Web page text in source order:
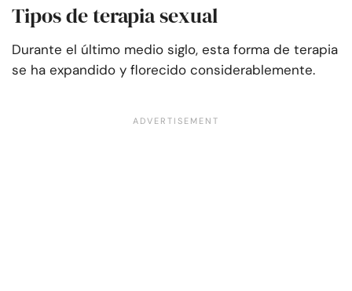
Tipos de terapia sexual
Durante el último medio siglo, esta forma de terapia
se ha expandido y florecido considerablemente.